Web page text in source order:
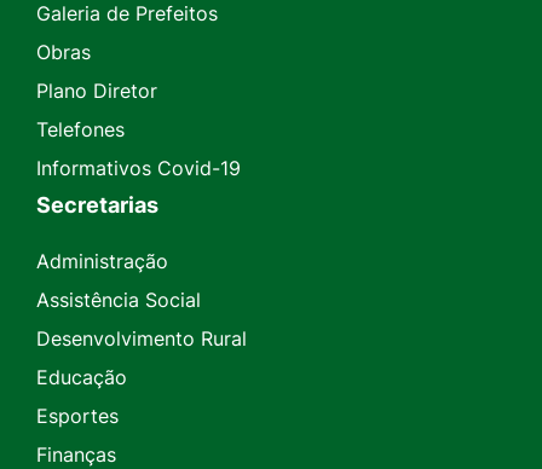
Galeria de Prefeitos
Obras
Plano Diretor
Telefones
Informativos Covid-19
Secretarias
Administração
Assistência Social
Desenvolvimento Rural
Educação
Esportes
Finanças